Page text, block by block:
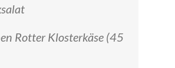
Rotter Klosterkäse (45